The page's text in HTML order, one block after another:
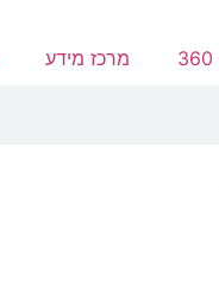
מרכז מידע